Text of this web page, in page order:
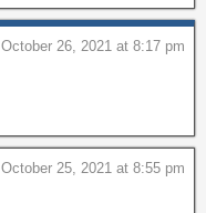
October 26, 2021 at 8:17 pm
October 25, 2021 at 8:55 pm